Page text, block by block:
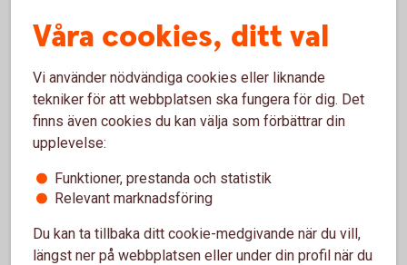
Avrundning med kort i butik
till exempel i butiker, kan du be om att få göra en
avrundning uppåt på ditt köp och få ut kontanter
samtidigt. Då får du kontanter i handen på ett smidigt
sätt.
Våra cookies, ditt val
Vi använder nödvändiga cookies eller liknande
tekniker för att webbplatsen ska fungera för dig. Det
finns även cookies du kan välja som förbättrar din
upplevelse:
Funktioner, prestanda och statistik
Relevant marknadsföring
Du kan ta tillbaka ditt cookie-medgivande när du vill,
längst ner på webbplatsen eller under din profil när du